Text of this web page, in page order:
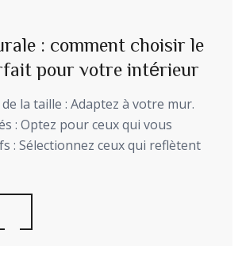
: comment choisir le
pour votre intérieur
de la taille : Adaptez à votre mur.
: Optez pour ceux qui vous
: Sélectionnez ceux qui reflètent